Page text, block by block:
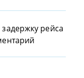
рейса